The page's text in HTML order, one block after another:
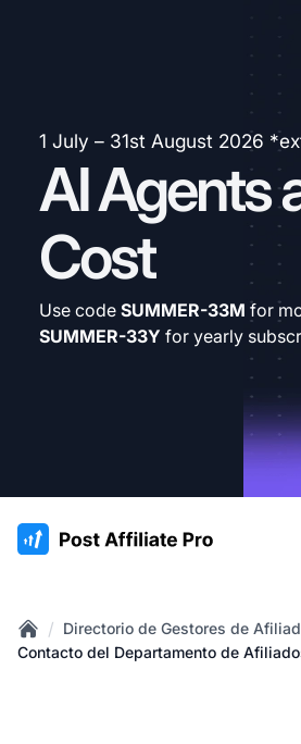
1 July – 31st August 2026
AI Agents
Cost
Use code SUMMER-33M for
SUMMER-33Y for yearly
:site.title
Home
/ Directorio de Gestores de
Contacto del Departamento de